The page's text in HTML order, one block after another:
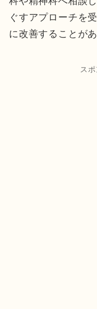
ぐすアプローチを
に改善することがあ
ス